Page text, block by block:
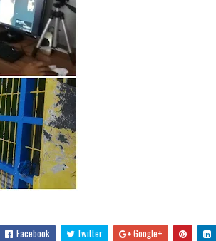
Facebook Twitter Google+